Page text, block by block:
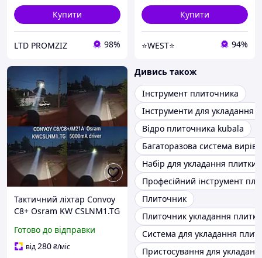
Купити
LTD PROMZIZ 98%
Купити
⭐️WEST⭐️ 94%
Тактичний ліхтар Convoy
C8+ Osram KW CSLNM1.TG
далекобійний 5000mA під
акумулятор 18650
Готово до відправки
від280₴/міс
Дивись також
Інструмент плиточника
Інструменти для укладання
Відро плиточника kubala
Багаторазова система
Набір для укладання плитки
Професійний інструмент
Плиточник
Плиточник укладання плитки
Система для укладання
Пристосування для